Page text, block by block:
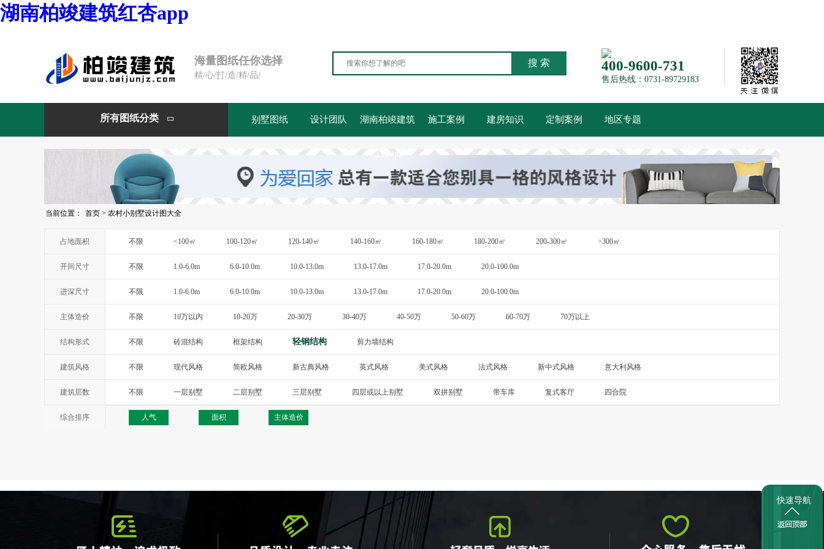
湖南柏竣建筑红杏app
海量图纸任你选择
精/心/打/造/精/品/
400-9600-731
售后热线：0731-89729183
搜 索
所有图纸分类  别墅图纸 设计团队 湖南柏竣建筑
红杏app
施工案例 建房知识 定制案例 地区专题
当前位置： 首页 > 农村小别墅设计图大全
占地面积 不限 <100㎡ 100-120㎡ 120-140㎡ 140-160㎡ 160-180㎡ 180-200㎡ 200-300㎡ >300㎡
开间尺寸 不限 1.0-6.0m 6.0-10.0m 10.0-13.0m 13.0-17.0m 17.0-20.0m 20.0-100.0m
进深尺寸 不限 1.0-6.0m 6.0-10.0m 10.0-13.0m 13.0-17.0m 17.0-20.0m 20.0-100.0m
主体造价 不限 10万以内 10-20万 20-30万 30-40万 40-50万 50-60万 60-70万 70万以上
结构形式 不限 砖混结构 框架结构 轻钢结构 剪力墙结构
建筑风格 不限 现代风格 简欧风格 新古典风格 英式风格 美式风格 法式风格 新中式风格 意大利风格
西班牙风格 地中海风格
建筑层数 不限 一层别墅 二层别墅 三层别墅 四层或以上别墅 双拼别墅 带车库 复式客厅 四合院
综合排序 人气 面积 主体造价
快速导航